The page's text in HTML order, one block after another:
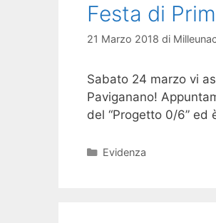
Festa di
21 Marzo 2018 di
Sabato 24 marzo vi
Paviganano!
del “Progetto 0/6” ed
Categorie
Evidenza